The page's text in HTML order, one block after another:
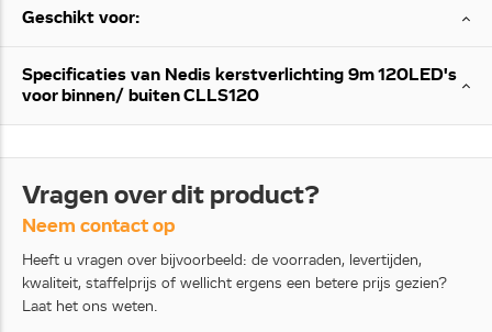
Geschikt voor:
Specificaties van Nedis kerstverlichting 9m 120LED's
voor binnen/ buiten CLLS120
Vragen over dit product?
Neem contact op
Heeft u vragen over bijvoorbeeld: de voorraden, levertijden,
kwaliteit, staffelprijs of wellicht ergens een betere prijs gezien?
Laat het ons weten.